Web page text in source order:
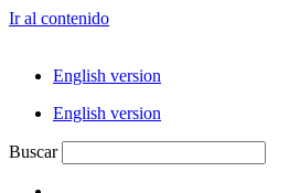
Ir al contenido
English version
English version
Buscar